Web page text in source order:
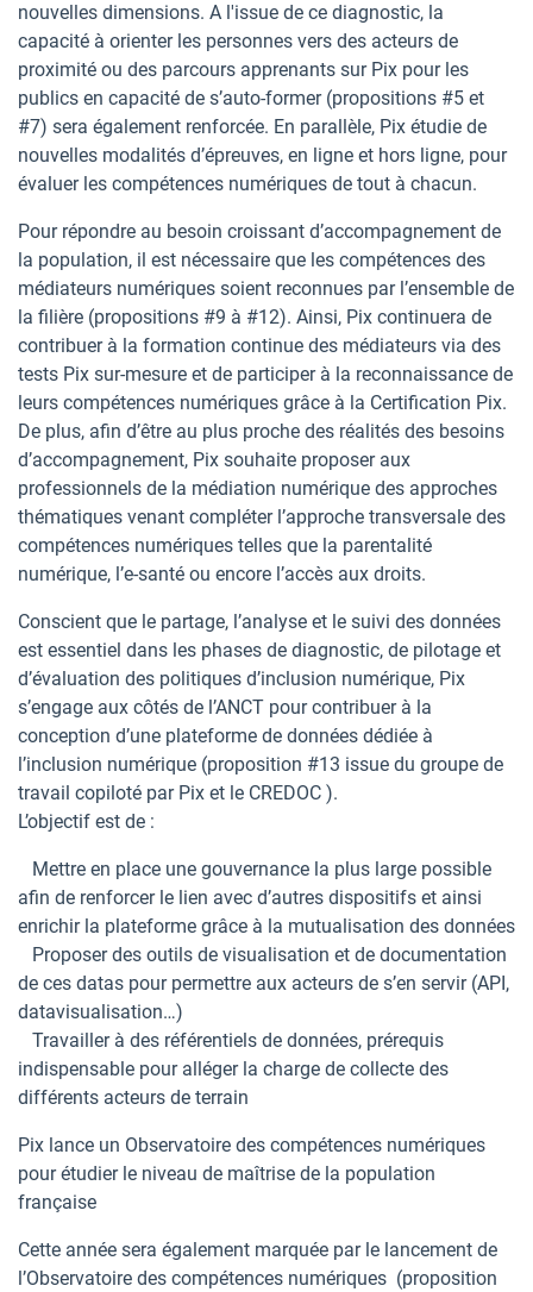
nouvelles dimensions. A l'issue de ce diagnostic, la
capacité à orienter les personnes vers des acteurs de
proximité ou des parcours apprenants sur Pix pour les
publics en capacité de s’auto-former (propositions #5 et
#7) sera également renforcée. En parallèle, Pix étudie de
nouvelles modalités d’épreuves, en ligne et hors ligne, pour
évaluer les compétences numériques de tout à chacun.
Pour répondre au besoin croissant d’accompagnement de
la population, il est nécessaire que les compétences des
médiateurs numériques soient reconnues par l’ensemble de
la filière (propositions #9 à #12). Ainsi, Pix continuera de
contribuer à la formation continue des médiateurs via des
tests Pix sur-mesure et de participer à la reconnaissance de
leurs compétences numériques grâce à la Certification Pix.
De plus, afin d’être au plus proche des réalités des besoins
d’accompagnement, Pix souhaite proposer aux
professionnels de la médiation numérique des approches
thématiques venant compléter l’approche transversale des
compétences numériques telles que la parentalité
numérique, l’e-santé ou encore l’accès aux droits.
Conscient que le partage, l’analyse et le suivi des données
est essentiel dans les phases de diagnostic, de pilotage et
d’évaluation des politiques d’inclusion numérique, Pix
s’engage aux côtés de l’ANCT pour contribuer à la
conception d’une plateforme de données dédiée à
l’inclusion numérique (proposition #13 issue du groupe de
travail copiloté par Pix et le CREDOC ).
L’objectif est de :
Mettre en place une gouvernance la plus large possible
afin de renforcer le lien avec d’autres dispositifs et ainsi
enrichir la plateforme grâce à la mutualisation des données
Proposer des outils de visualisation et de documentation
de ces datas pour permettre aux acteurs de s’en servir (API,
datavisualisation…)
Travailler à des référentiels de données, prérequis
indispensable pour alléger la charge de collecte des
différents acteurs de terrain
Pix lance un Observatoire des compétences numériques
pour étudier le niveau de maîtrise de la population
française
Cette année sera également marquée par le lancement de
l’Observatoire des compétences numériques (proposition